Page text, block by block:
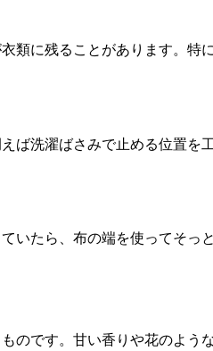
に残ることがあります。特
ば洗濯ばさみで止める位置を
いたら、布の端を使ってそっ
のです。甘い香りや花のよう